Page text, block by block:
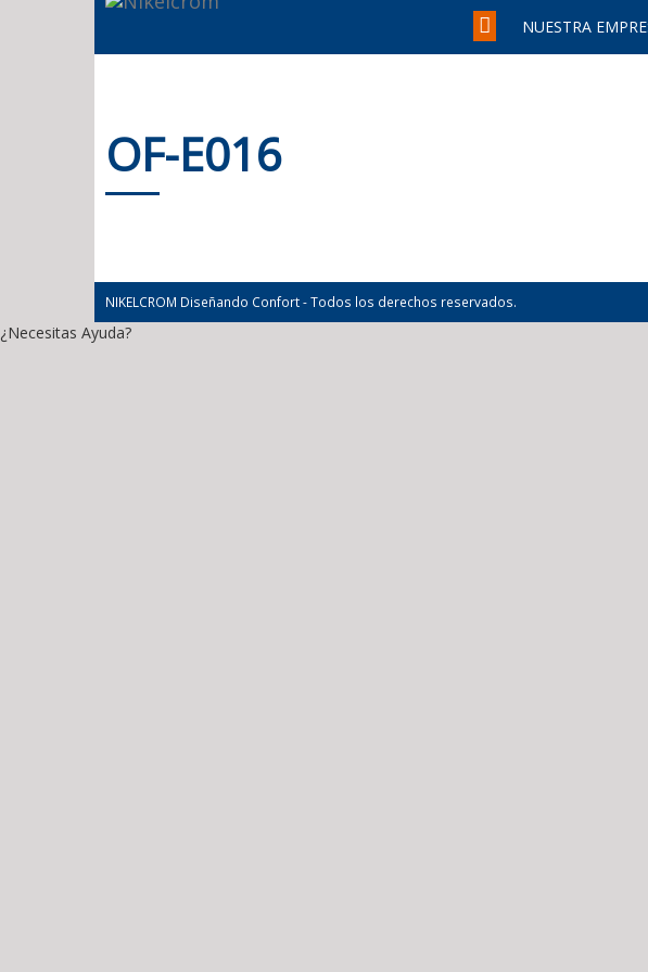
NUESTRA
OF-E016
NIKELCROM Diseñando Confort - Todos los derechos reservados.
¿Necesitas Ayuda?